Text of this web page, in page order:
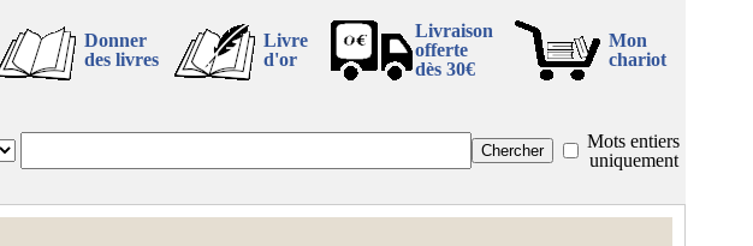
Donner
des livres
Livre
d'or
Livraison
offerte
dès 30€
Mon
chariot
Mots entiers
uniquement